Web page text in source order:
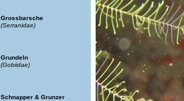
Grossbarsche
(Serranidae)
Grundeln
(Gobiidae)
Schnapper & Grunzer